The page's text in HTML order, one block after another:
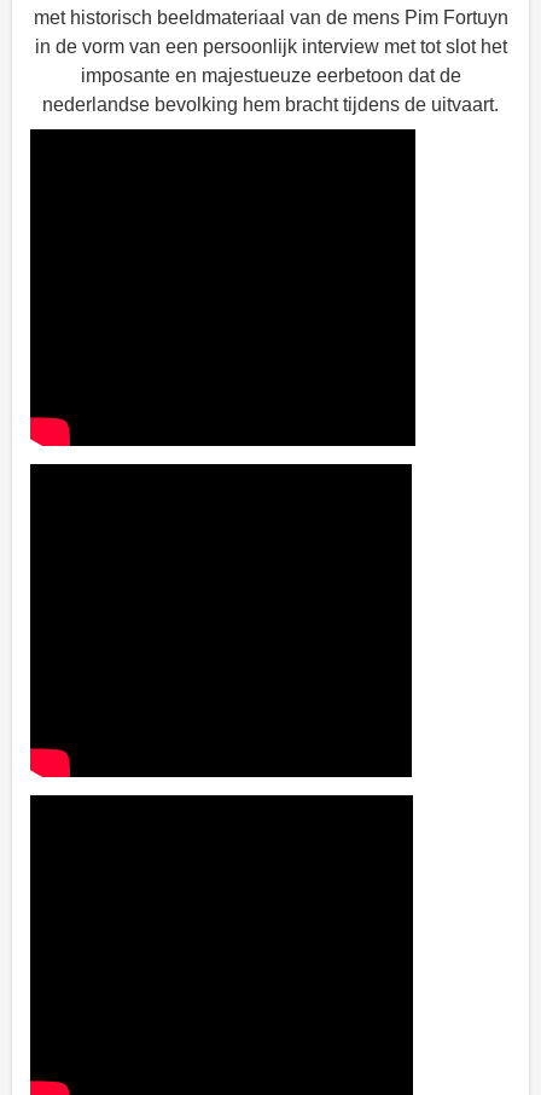
met historisch beeldmateriaal van de mens Pim Fortuyn
in de vorm van een persoonlijk interview met tot slot het
imposante en majestueuze eerbetoon dat de
nederlandse bevolking hem bracht tijdens de uitvaart.